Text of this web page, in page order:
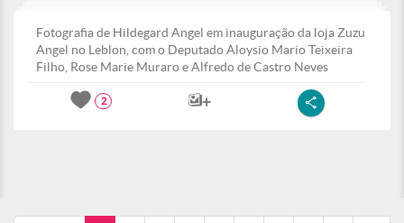
Fotografia de Hildegard Angel em inauguração da loja Zuzu
Angel no Leblon, com o Deputado Aloysio Mario Teixeira
Filho, Rose Marie Muraro e Alfredo de Castro Neves
2